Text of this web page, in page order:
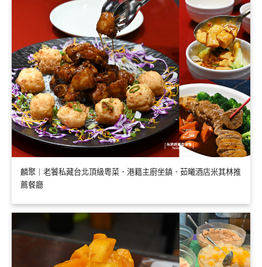
麟聚｜老饕私藏台北頂級粵菜．港籍主廚坐鎮．茹曦酒店米其林推
薦餐廳